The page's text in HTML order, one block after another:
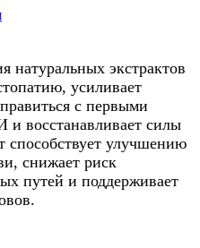
натуральных экстрактов
усиливает
с первыми
восстанавливает силы
способствует улучшению
снижает риск
путей и поддерживает